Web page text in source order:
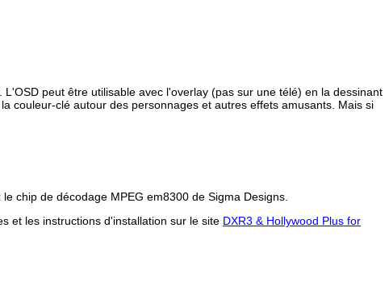
peut être utilisable avec l'overlay (pas sur une télé) en la dessinant
couleur-clé autour des personnages et autres effets amusants. Mais si
chip de décodage MPEG em8300 de Sigma Designs.
et les instructions d'installation sur le site DXR3 & Hollywood Plus for